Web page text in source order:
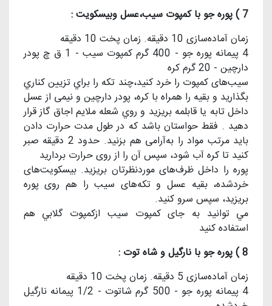
7 ) پوره جو با کمپوت سیب،عسل وبیسکویت :
زمان آماده‌سازی 10 دقیقه. زمان پخت 10 دقیقه
4 پیمانه پوره جو - 400 گرم کمپوت سیب - 1 ق چ پودر
دارچین - 20 گرم کره
سیب‌های کمپوت را خرد کنید،چند تكه را براي تزيين كناري
بگذاريد و بقيه را همراه با کره، پودر دارچین و نیمی از عسل
داخل تابه یا قابلمه بریزید و روي شعله ملايم اجاق گاز قرار
دهيد . فقط حواستان باشد كه در طول مدت حرارت دادن
بايد مرتب مواد را به‌آرامی هم بزنید. حدود 2 دقیقه صبر
کنید تا کره آب شود، سپس آن را از روی حرارت بردارید
پوره را داخل ظرف‌های موردنظرتان بریزید. بیسکویت‌های
خردشده، بقیه عسل و تکه‌های سیب را هم روی پوره
بریزید، سپس سرو کنید.
مي توانيد به جای كمپوت سيب ازكمپوت گلابي هم
استفاده كنيد
8 ) پوره جو با نارگیل و شاه توت :
زمان آماده‌سازی 5 دقیقه. زمان پخت 10 دقیقه
4 پیمانه پوره جو - 500 گرم شاتوت - 1/2 پیمانه نارگیل